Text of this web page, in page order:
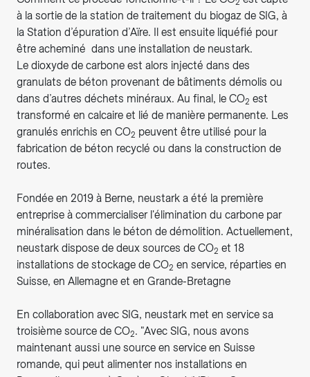
2
à la sortie de la station de traitement du biogaz de SIG, à
la Station d’épuration d’Aïre. Il est ensuite liquéfié pour
être acheminé dans une installation de neustark.
Le dioxyde de carbone est alors injecté dans des
granulats de béton provenant de bâtiments démolis ou
dans d’autres déchets minéraux. Au final, le CO2 est
transformé en calcaire et lié de manière permanente. Les
granulés enrichis en CO2 peuvent être utilisé pour la
fabrication de béton recyclé ou dans la construction de
routes.
Fondée en 2019 à Berne, neustark a été la première
entreprise à commercialiser l'élimination du carbone par
minéralisation dans le béton de démolition. Actuellement,
neustark dispose de deux sources de CO2 et 18
installations de stockage de CO2 en service, réparties en
Suisse, en Allemagne et en Grande-Bretagne
En collaboration avec SIG, neustark met en service sa
troisième source de CO2. "Avec SIG, nous avons
maintenant aussi une source en service en Suisse
romande, qui peut alimenter nos installations en